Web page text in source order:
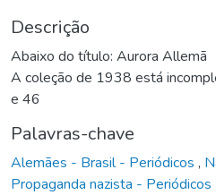
Descrição
Abaixo do título: Aurora Allemã
A coleção de 1938 está
e 46
Palavras-chave
Alemães - Brasil - Periódicos ,
Propaganda nazista - Periódicos